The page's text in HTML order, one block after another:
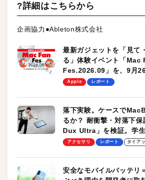
?詳細はこちらから
企画協力●Ableton株式会社
最新ガジェットを「見て
る」体験イベント「Mac
Fes.2026.09」を、9月
します！
Apple レポート
落下実験。ケースで
るか？ 耐衝撃・対落下
Dux Ultra」を検証。学
のモバイルユースに最適
アクセサリ レポート タイア
安全なモバイルバッテリ